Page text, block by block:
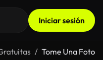
Iniciar sesión
Tome Una Foto